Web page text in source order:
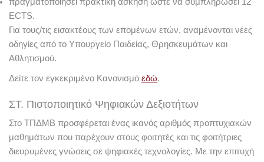
ECTS.
Για τους/τις εισακτέους των επομένων ετών, αναμένονται νέες
οδηγίες από το Υπουργείο Παιδείας, Θρησκευμάτων και
Αθλητισμού.
Δείτε τον εγκεκριμένο Κανονισμό εδώ.
ΣΤ. Πιστοποιητικό Ψηφιακών Δεξιοτήτων
Στο ΤΠΔΜΒ προσφέρεται ένας ικανός αριθμός προπτυχιακών
μαθημάτων που παρέχουν στους φοιτητές και τις φοιτήτριες
διευρυμένες γνώσεις σε ψηφιακές τεχνολογίες. Με την επιτυχή